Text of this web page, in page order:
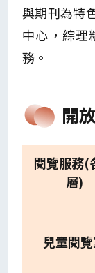
與期刊為特
中心，綜理
務。
開
閱覽服務(
層)
兒童閱